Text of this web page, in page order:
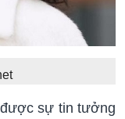
sự tin tưởng